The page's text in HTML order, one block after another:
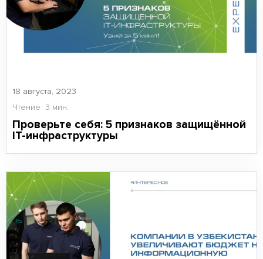
18 августа, 2023
Чтение 3 мин.
Проверьте себя: 5 признаков защищённой
IT-инфраструктуры